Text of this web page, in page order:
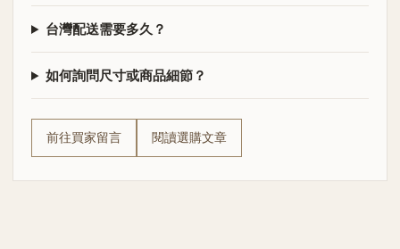
台灣配送需要多久？
如何詢問尺寸或商品細節？
前往買家留言 閱讀選購文章